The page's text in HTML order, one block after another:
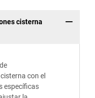
cisterna
con el
específicas